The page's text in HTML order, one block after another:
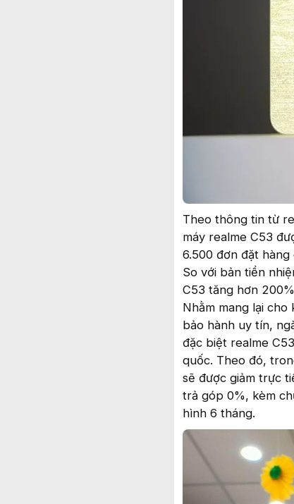
Theo thông tin từ
máy realme C53
6.500 đơn đặt
So với bản tiền
C53 tăng hơn
Nhằm mang lại
bảo hành uy tín,
đặc biệt realme
quốc. Theo đó,
sẽ được giảm trực
trả góp 0%, kèm
hình 6 tháng.